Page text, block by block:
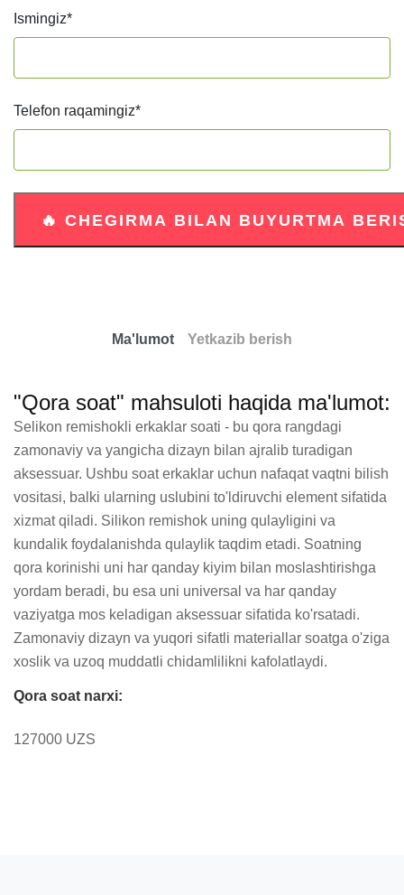
Ismingiz*
Telefon raqamingiz*
Ma'lumot Yetkazib berish
"Qora soat" mahsuloti haqida ma'lumot:
Selikon remishokli erkaklar soati - bu qora rangdagi
zamonaviy va yangicha dizayn bilan ajralib turadigan
aksessuar. Ushbu soat erkaklar uchun nafaqat vaqtni bilish
vositasi, balki ularning uslubini to'ldiruvchi element sifatida
xizmat qiladi. Silikon remishok uning qulayligini va
kundalik foydalanishda qulaylik taqdim etadi. Soatning
qora korinishi uni har qanday kiyim bilan moslashtirishga
yordam beradi, bu esa uni universal va har qanday
vaziyatga mos keladigan aksessuar sifatida ko'rsatadi.
Zamonaviy dizayn va yuqori sifatli materiallar soatga o'ziga
xoslik va uzoq muddatli chidamlilikni kafolatlaydi.
Qora soat narxi:
127000 UZS